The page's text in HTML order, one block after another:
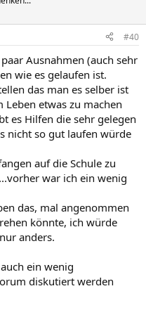
#40
Ausnahmen (auch sehr
wie es gelaufen ist.
das man es selber ist
Leben etwas zu machen
es Hilfen die sehr gelegen
nicht so gut laufen würde
auf die Schule zu
war ich ein wenig
das, mal angenommen
könnte, ich würde
anders.
ein wenig
diskutiert werden